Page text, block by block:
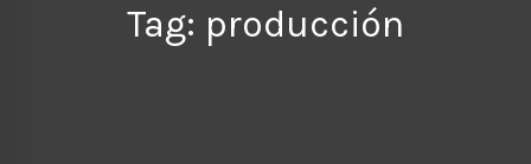
Tag: producción